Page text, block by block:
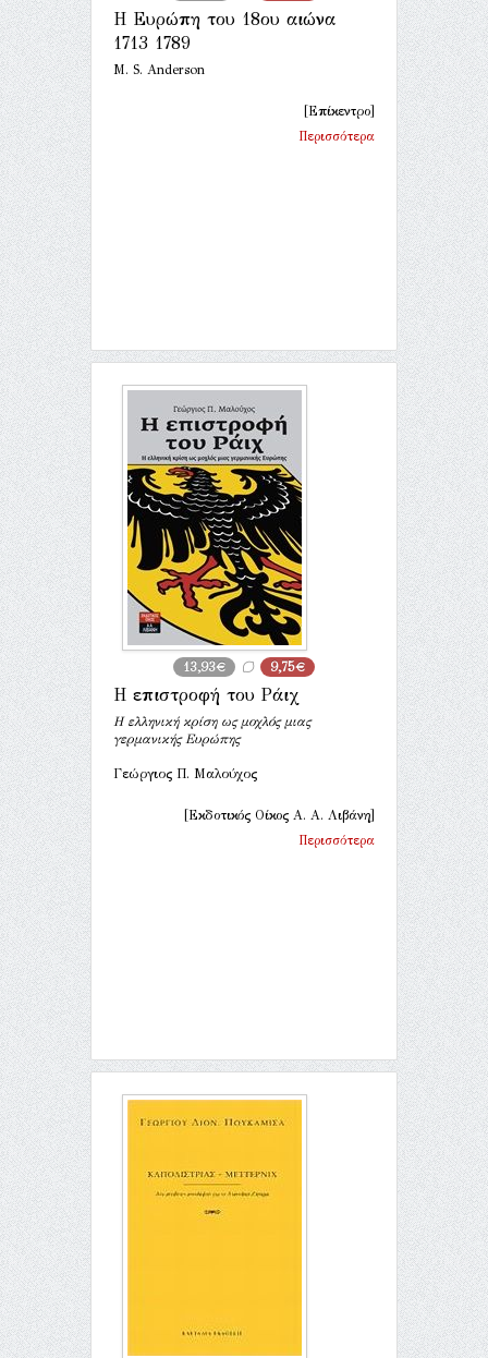
Η Ευρώπη του 18ου αιώνα
1713 1789
M. S. Anderson
[Επίκεντρο]
Περισσότερα
13,93€ 9,75€
Η επιστροφή του Ράιχ
Η ελληνική κρίση ως μοχλός μιας
γερμανικής Ευρώπης
Γεώργιος Π. Μαλούχος
[Εκδοτικός Οίκος Α. Α. Λιβάνη]
Περισσότερα